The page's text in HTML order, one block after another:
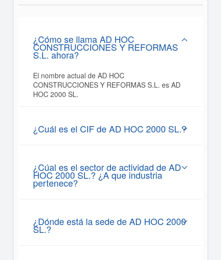
¿Cómo se llama AD HOC
CONSTRUCCIONES Y REFORMAS
S.L. ahora?
El nombre actual de AD HOC
CONSTRUCCIONES Y REFORMAS S.L. es AD
HOC 2000 SL.
¿Cuál es el CIF de AD HOC 2000 SL.?
¿Cúal es el sector de actividad de AD
HOC 2000 SL.? ¿A que industria
pertenece?
¿Dónde está la sede de AD HOC 2000
SL.?